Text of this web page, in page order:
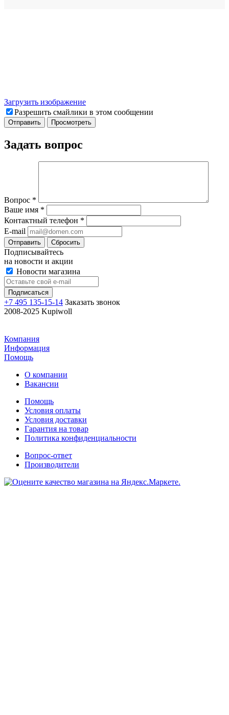
Загрузить изображение
Разрешить смайлики в этом сообщении
Задать вопрос
Вопрос *
Ваше имя *
Контактный телефон *
E-mail
Отправить Сбросить
Подписывайтесь
на новости и акции
Новости магазина
+7 495 135-15-14 Заказать звонок
2008-2025 Kupiwoll
Компания
Информация
Помощь
О компании
Вакансии
Помощь
Условия оплаты
Условия доставки
Гарантия на товар
Политика конфиденциальности
Вопрос-ответ
Производители